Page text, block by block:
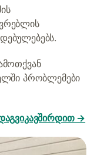
პრობლემები
→